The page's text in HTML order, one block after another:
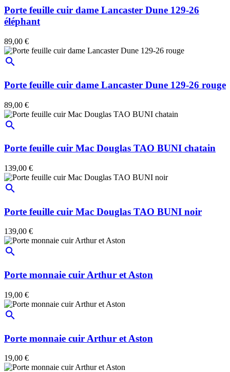
Porte feuille cuir dame Lancaster Dune 129-26
éléphant
89,00 €
search
Porte feuille cuir dame Lancaster Dune 129-26 rouge
89,00 €
search
Porte feuille cuir Mac Douglas TAO BUNI chatain
139,00 €
search
Porte feuille cuir Mac Douglas TAO BUNI noir
139,00 €
search
Porte monnaie cuir Arthur et Aston
19,00 €
search
Porte monnaie cuir Arthur et Aston
19,00 €